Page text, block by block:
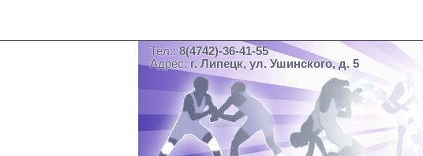
Тел.: 8(4742)-36-41-55
Адрес: г. Липецк, ул. Ушинского, д. 5